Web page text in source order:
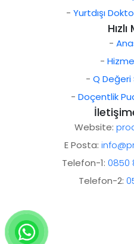
- Yurtdışı
-
-
- Q
- Doçentlik
Website:
E Posta:
Telefon-1: 0850
Telefon-2: